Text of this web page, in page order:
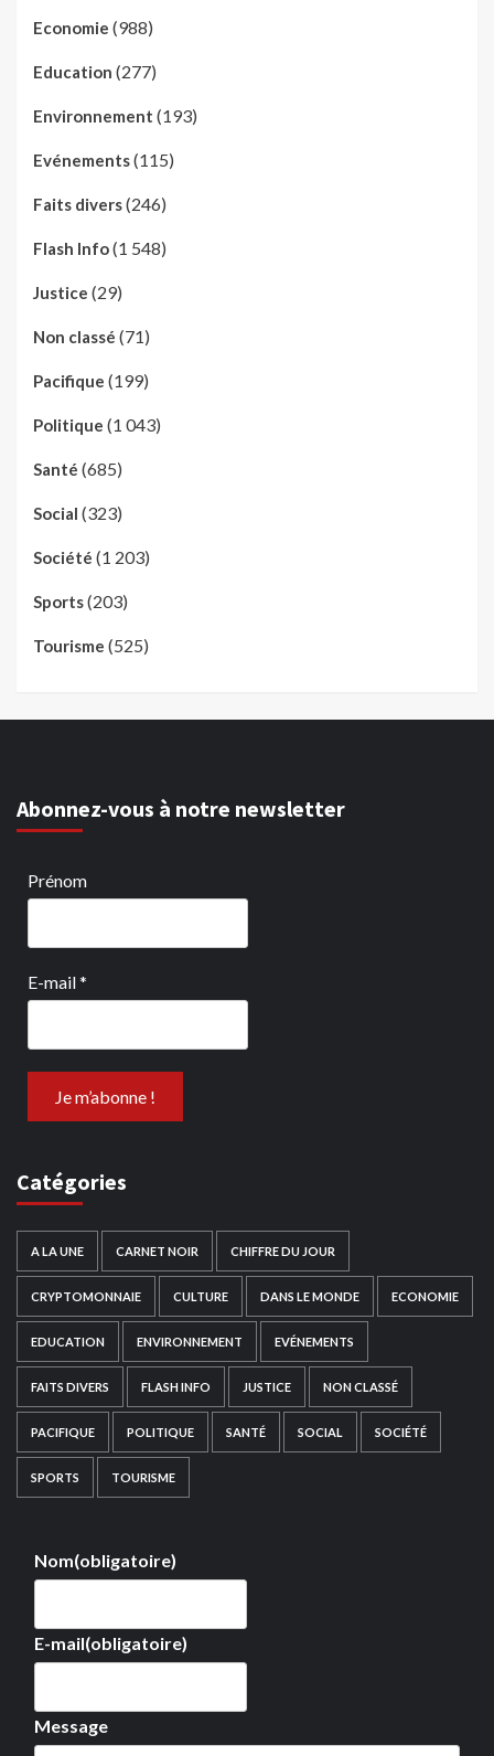
Economie (988)
Education (277)
Environnement (193)
Evénements(115)
Faits divers(246)
Flash Info(1 548)
Justice (29)
Non classé (71)
Pacifique (199)
Politique (1 043)
Santé (685)
Social (323)
Société (1 203)
Sports(203)
Tourisme (525)
Abonnez-vous à notre newsletter
Prénom
E-mail*
Catégories
A LA UNE CARNET NOIR CHIFFRE DU JOUR
CRYPTOMONNAIE CULTURE DANS LE MONDE ECONOMIE
EDUCATION ENVIRONNEMENT EVÉNEMENTS
FAITS DIVERS FLASH INFO JUSTICE NON CLASSÉ
PACIFIQUE POLITIQUE SANTÉ SOCIAL SOCIÉTÉ
SPORTS TOURISME
Nom(obligatoire)
E-mail(obligatoire)
Message